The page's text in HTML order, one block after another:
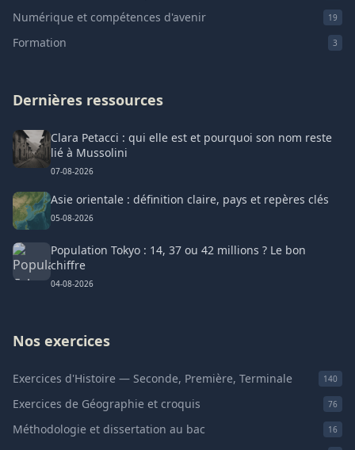
Numérique et compétences d'avenir 19
Formation 3
Dernières ressources
Clara Petacci : qui elle est et pourquoi son nom reste
lié à Mussolini
07-08-2026
Asie orientale : définition claire, pays et repères clés
05-08-2026
Population Tokyo : 14, 37 ou 42 millions ? Le bon
chiffre
04-08-2026
Nos exercices
Exercices d'Histoire — Seconde, Première, Terminale 140
Exercices de Géographie et croquis 76
Méthodologie et dissertation au bac 16